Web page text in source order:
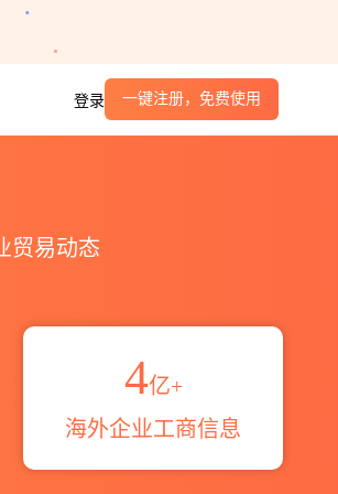
登录 一键注册，免费使用
贸易动态
4亿+
海外企业工商信息